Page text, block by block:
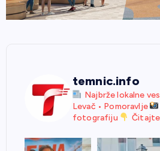
temnic.info
Najbrže lokalne
Levač • Pomoravlje
fotografiju
Čitajte